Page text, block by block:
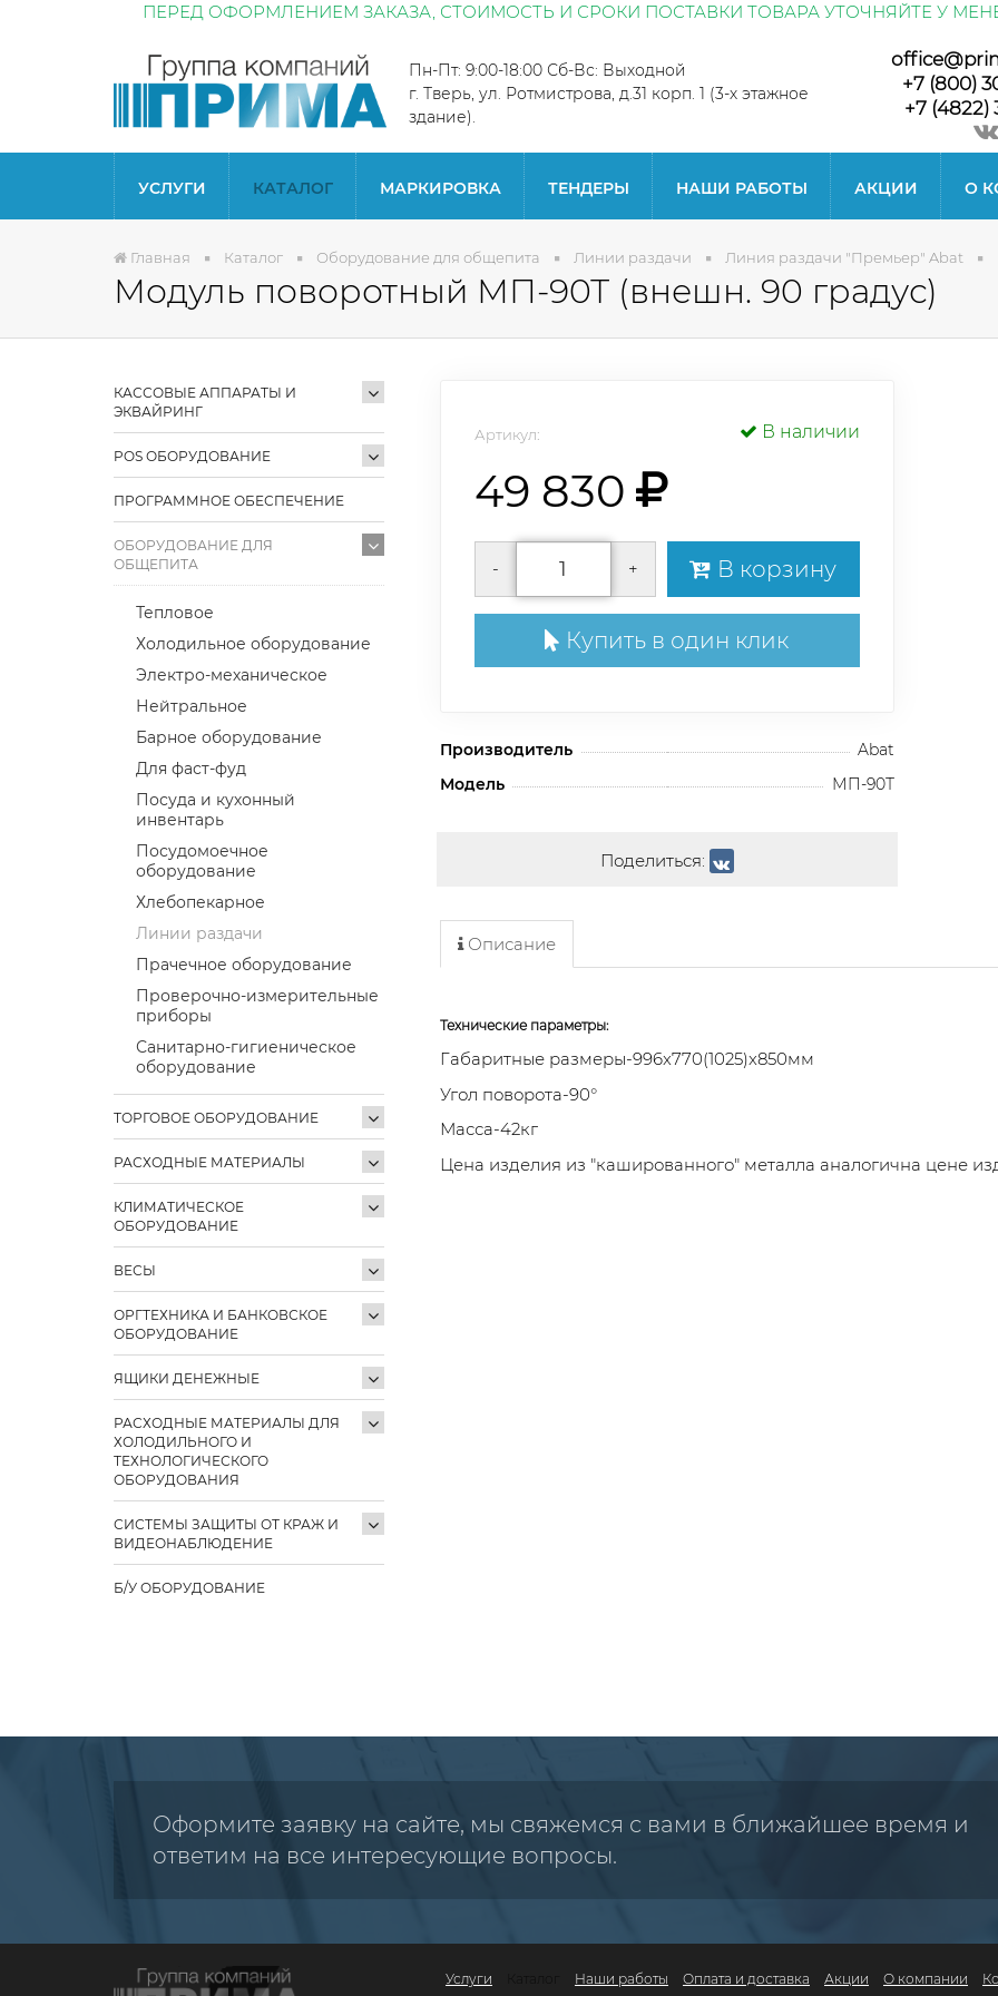
ПЕРЕД ОФОРМЛЕНИЕМ ЗАКАЗА, СТОИМОСТЬ И СРОКИ ПОСТАВКИ ТОВАРА УТОЧНЯЙТЕ У
Пн-Пт: 9:00-18:00 Сб-Вс: Выходной
г. Тверь, ул. Ротмистрова, д.31 корп. 1 (3-х этажное
здание).
+7 (800)
+7 (4822)
УСЛУГИ КАТАЛОГ МАРКИРОВКА ТЕНДЕРЫ НАШИ РАБОТЫ АКЦИИ О
Главная Каталог Оборудование для общепита Линии раздачи Линия раздачи "Премьер" Abat
Модуль поворотный МП-90Т (внешн. 90 градус)
КАССОВЫЕ АППАРАТЫ И
ЭКВАЙРИНГ
POS ОБОРУДОВАНИЕ
ПРОГРАММНОЕ ОБЕСПЕЧЕНИЕ
ОБОРУДОВАНИЕ ДЛЯ
ОБЩЕПИТА
Тепловое
Холодильное оборудование
Электро-механическое
Нейтральное
Барное оборудование
Для фаст-фуд
Посуда и кухонный
инвентарь
Посудомоечное
оборудование
Хлебопекарное
Линии раздачи
Прачечное оборудование
Проверочно-измерительные
приборы
Санитарно-гигиеническое
оборудование
ТОРГОВОЕ ОБОРУДОВАНИЕ
РАСХОДНЫЕ МАТЕРИАЛЫ
КЛИМАТИЧЕСКОЕ
ОБОРУДОВАНИЕ
ВЕСЫ
ОРГТЕХНИКА И БАНКОВСКОЕ
ОБОРУДОВАНИЕ
ЯЩИКИ ДЕНЕЖНЫЕ
РАСХОДНЫЕ МАТЕРИАЛЫ ДЛЯ
ХОЛОДИЛЬНОГО И
ТЕХНОЛОГИЧЕСКОГО
ОБОРУДОВАНИЯ
СИСТЕМЫ ЗАЩИТЫ ОТ КРАЖ И
ВИДЕОНАБЛЮДЕНИЕ
Б/У ОБОРУДОВАНИЕ
Артикул: В наличии
49 830
- + В корзину
Купить в один клик
Производитель
Abat
Модель
МП-90Т
Поделиться:
Описание
Технические параметры:
Габаритные размеры-996x770(1025)x850мм
Угол поворота-90°
Масса-42кг
Цена изделия из "кашированного" металла аналогична цене
Оформите заявку на сайте, мы свяжемся с вами в ближайшее время и
ответим на все интересующие вопросы.
Услуги Наши работы Оплата и доставка Акции О компании